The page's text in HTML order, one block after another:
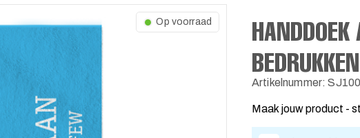
Op voorraad
HANDDOEK
Artikelnummer:
Maak jouw product -